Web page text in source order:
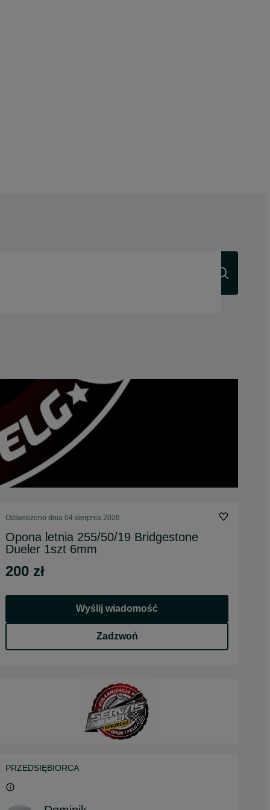
Odświeżono dnia 04 sierpnia 2026
Opona letnia 255/50/19 Bridgestone
Dueler 1szt 6mm
200 zł
Wyślij wiadomość
Zadzwoń
PRZEDSIĘBIORCA